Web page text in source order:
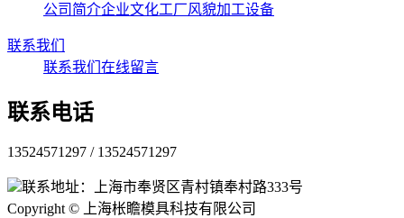
公司简介企业文化工厂风貌加工设备
联系我们
联系我们 在线留言
联系电话
13524571297 / 13524571297
联系地址：上海市奉贤区青村镇奉村路333号
Copyright © 上海枨瞻模具科技有限公司